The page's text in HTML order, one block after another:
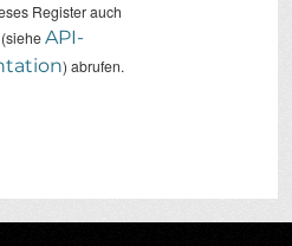
Register auch
(sieheAPI-
) abrufen.